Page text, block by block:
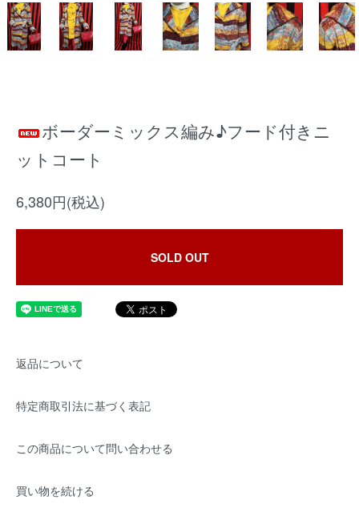
ボーダーミックス編み♪フード付きニ
ットコート
6,380円(税込)
SOLD OUT
返品について
特定商取引法に基づく表記
この商品について問い合わせる
買い物を続ける